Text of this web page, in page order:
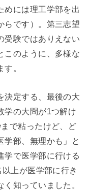
めには理工学部を出
らです）。第三志望
受験ではありえない
このように、多様な
。
決定する、最後の大
学の大問が1つ解け
で粘ったけど、ど
学部、無理かも」と
学で医学部に行ける
上が医学部に行き
知っていました。